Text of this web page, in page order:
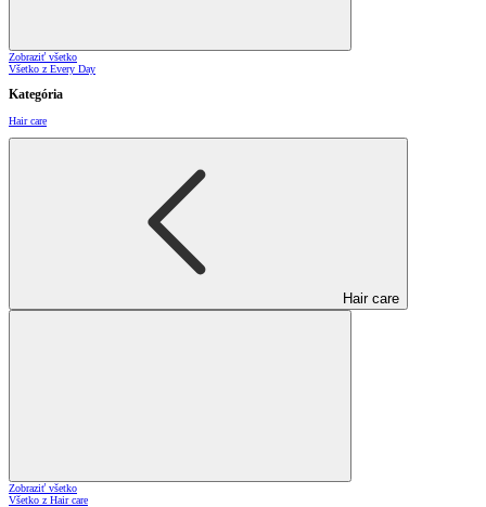
Zobraziť všetko
Všetko z Every Day
Kategória
Hair care
Hair care
Zobraziť všetko
Všetko z Hair care